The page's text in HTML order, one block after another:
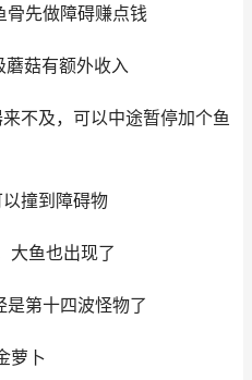
骨先做障碍赚点钱
蘑菇有额外收入
不及，可以中途暂停加个鱼
撞到障碍物
大鱼也出现了
是第十四波怪物了
萝卜